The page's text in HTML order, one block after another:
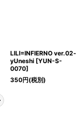
LILI=INFIERNO ver.02-
yUneshi [YUN-S-
0070]
350円(税別)